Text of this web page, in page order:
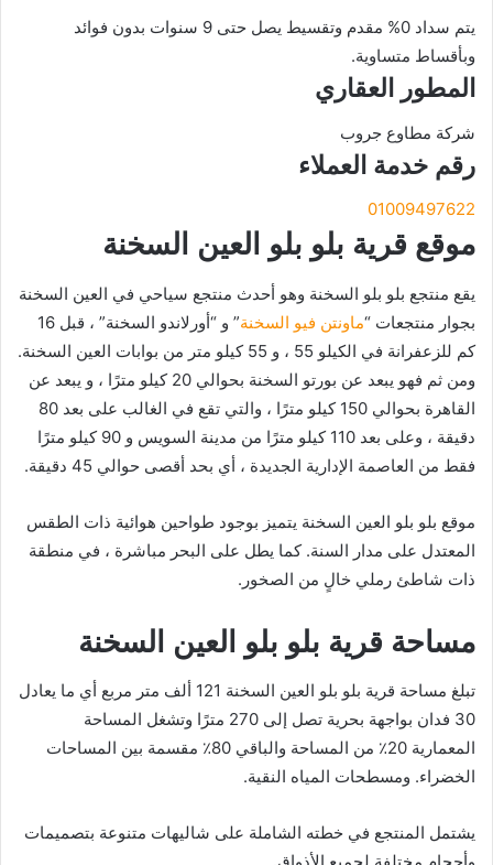
يتم سداد 0% مقدم وتقسيط يصل حتى 9 سنوات بدون فوائد
وبأقساط متساوية.
المطور العقاري
شركة مطاوع جروب
رقم خدمة العملاء
01009497622
موقع قرية بلو بلو العين السخنة
يقع منتجع بلو بلو السخنة وهو أحدث منتجع سياحي في العين السخنة
بجوار منتجعات “ماونتن فيو السخنة
” و “أورلاندو السخنة” ، قبل 16
كم للزعفرانة في الكيلو 55 ، و 55 كيلو متر من بوابات العين السخنة.
ومن ثم فهو يبعد عن بورتو السخنة بحوالي 20 كيلو مترًا ، و يبعد عن
القاهرة بحوالي 150 كيلو مترًا ، والتي تقع في الغالب على بعد 80
دقيقة ، وعلى بعد 110 كيلو مترًا من مدينة السويس و 90 كيلو مترًا
فقط من العاصمة الإدارية الجديدة ، أي بحد أقصى حوالي 45 دقيقة.
موقع بلو بلو العين السخنة يتميز بوجود طواحين هوائية ذات الطقس
المعتدل على مدار السنة. كما يطل على البحر مباشرة ، في منطقة
ذات شاطئ رملي خالٍ من الصخور.
مساحة قرية بلو بلو العين السخنة
تبلغ مساحة قرية بلو بلو العين السخنة 121 ألف متر مربع أي ما يعادل
30 فدان بواجهة بحرية تصل إلى 270 مترًا وتشغل المساحة
المعمارية 20٪ من المساحة والباقي 80٪ مقسمة بين المساحات
الخضراء. ومسطحات المياه النقية.
يشتمل المنتجع في خطته الشاملة على شاليهات متنوعة بتصميمات